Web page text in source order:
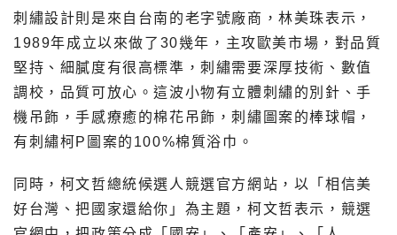
刺繡設計則是來自台南的老字號廠商，林美珠表示，
1989年成立以來做了30幾年，主攻歐美市場，對品質
堅持、細膩度有很高標準，刺繡需要深厚技術、數值
調校，品質可放心。這波小物有立體刺繡的別針、手
機吊飾，手感療癒的棉花吊飾，刺繡圖案的棒球帽，
有刺繡柯P圖案的100%棉質浴巾。
同時，柯文哲總統候選人競選官方網站，以「相信美
好台灣、把國家還給你」為主題，柯文哲表示，競選